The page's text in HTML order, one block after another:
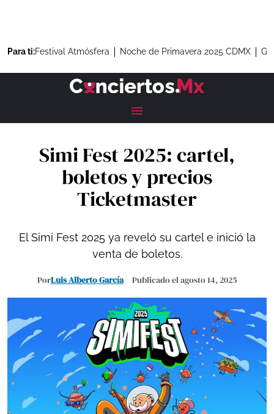
Para ti:Festival Atmósfera Noche de Primavera 2025 CDMX
Simi Fest 2025: cartel,
boletos y precios
Ticketmaster
El Simi Fest 2025 ya reveló su cartel e inició la
venta de boletos.
PorLuis Alberto García Publicado el agosto 14, 2025